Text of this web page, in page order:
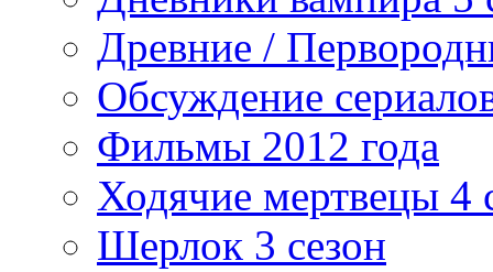
Древние /
Обсуждение
Фильмы 2012 года
Ходячие мертвецы 4
Шерлок 3 сезон